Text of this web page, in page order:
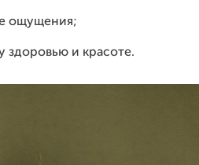
ощущения;
здоровью и красоте.